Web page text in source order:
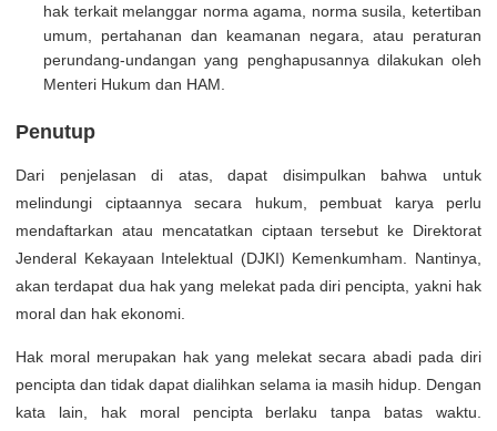
hak terkait melanggar norma agama, norma susila, ketertiban
umum, pertahanan dan keamanan negara, atau peraturan
perundang-undangan yang penghapusannya dilakukan oleh
Menteri Hukum dan HAM.
Penutup
Dari penjelasan di atas, dapat disimpulkan bahwa untuk
melindungi ciptaannya secara hukum, pembuat karya perlu
mendaftarkan atau mencatatkan ciptaan tersebut ke Direktorat
Jenderal Kekayaan Intelektual (DJKI) Kemenkumham. Nantinya,
akan terdapat dua hak yang melekat pada diri pencipta, yakni hak
moral dan hak ekonomi.
Hak moral merupakan hak yang melekat secara abadi pada diri
pencipta dan tidak dapat dialihkan selama ia masih hidup. Dengan
kata lain, hak moral pencipta berlaku tanpa batas waktu.